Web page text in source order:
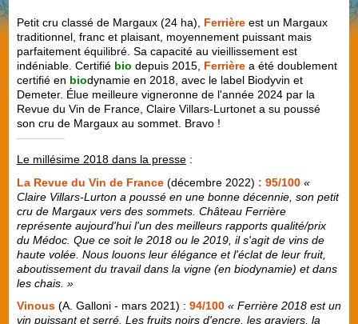
Petit cru classé de Margaux (24 ha), Ferrièreest un Margaux
traditionnel, franc et plaisant, moyennement puissant mais
parfaitement équilibré. Sa capacité au vieillissement est
indéniable. Certifié bio depuis 2015, Ferrièrea été doublement
certifié en biodynamie en 2018, avec le label Biodyvin et
Demeter. Élue meilleure vigneronne de l'année 2024 par la
Revue du Vin de France, Claire Villars-Lurtonet a su poussé
son cru de Margaux au sommet. Bravo !
Le millésime 2018 dans la presse:
La Revue du Vin de France(décembre 2022) : 95/100 «
Claire Villars-Lurton a poussé en une bonne décennie, son petit
cru de Margaux vers des sommets. Château Ferrière
représente aujourd'hui l'un des meilleurs rapports qualité/prix
du Médoc. Que ce soit le 2018 ou le 2019, il s'agit de vins de
haute volée. Nous louons leur élégance et l'éclat de leur fruit,
aboutissement du travail dans la vigne (en biodynamie) et dans
les chais. »
Vinous (A. Galloni - mars 2021) : 94/100 « Ferrière 2018 est un
vin puissant et serré. Les fruits noirs d'encre, les graviers, la